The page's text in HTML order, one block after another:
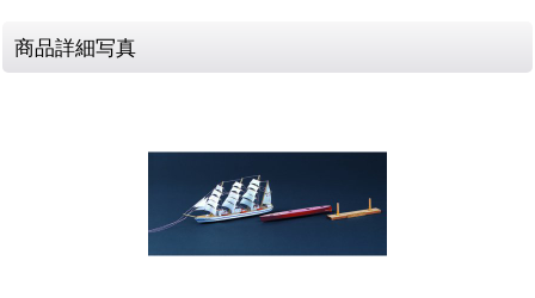
商品詳細写真